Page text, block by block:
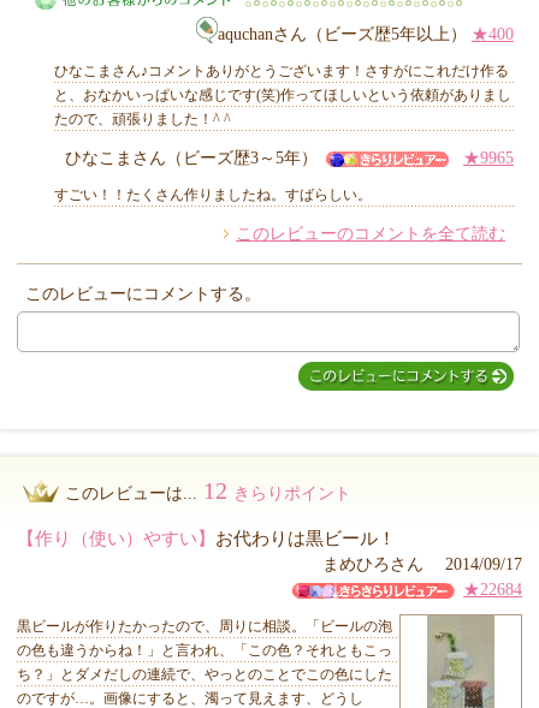
他のお客様からのコメント
aquchanさん（ビーズ歴5年以上） ★400
ひなこまさん♪コメントありがとうございます！さすがにこれだけ作る
と、おなかいっぱいな感じです(笑)作ってほしいという依頼がありまし
たので、頑張りました！^ ^
ひなこまさん（ビーズ歴3～5年） ★9965
すごい！！たくさん作りましたね。すばらしい。
このレビューのコメントを全て読む
このレビューにコメントする。
このレビューは... 12 きらりポイント
【作り（使い）やすい】 お代わりは黒ビール！
まめひろさん 2014/09/17
★22684
黒ビールが作りたかったので、周りに相談。「ビールの泡
の色も違うからね！」と言われ、「この色？それともこっ
ち？」とダメだしの連続で、やっとのことでこの色にした
のですが…。画像にすると、濁って見えます、どうし